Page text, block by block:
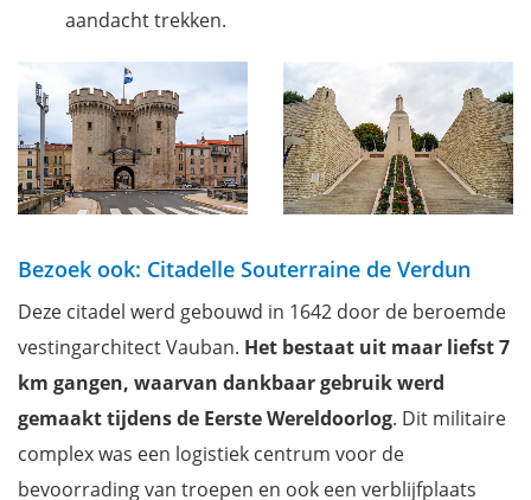
aandacht trekken.
Bezoek ook: Citadelle Souterraine de Verdun
Deze citadel werd gebouwd in 1642 door de beroemde
vestingarchitect Vauban. Het bestaat uit maar liefst7
km gangen, waarvan dankbaar gebruik werd
gemaakt tijdens de Eerste Wereldoorlog. Dit militaire
complex was een logistiek centrum voor de
bevoorrading van troepen en ook een verblijfplaats